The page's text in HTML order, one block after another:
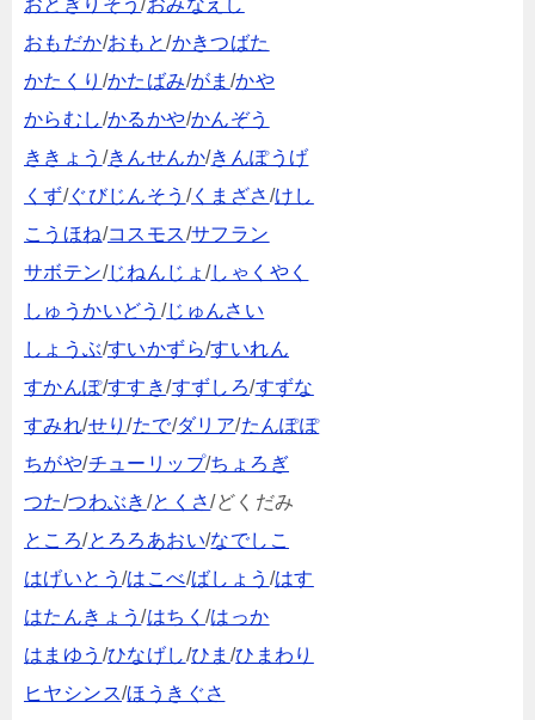
おとぎりそう/おみなえし
おもだか/おもと/かきつばた
かたくり /かたばみ/がま /かや
からむし/かるかや/かんぞう
ききょう /きんせんか/きんぽうげ
くず/ぐびじんそう /くまざさ /けし
こうほね/コスモス/サフラン
サボテン/じねんじょ/しゃくやく
しゅうかいどう /じゅんさい
しょうぶ/すいかずら/すいれん
すかんぽ/すすき/すずしろ/すずな
すみれ/せり/たで/ダリア/たんぽぽ
ちがや/チューリップ/ちょろぎ
つた/つわぶき /とくさ/どくだみ
ところ/とろろあおい/なでしこ
はげいとう /はこべ/ばしょう /はす
はたんきょう/はちく/はっか
はまゆう /ひなげし/ひま /ひまわり
ヒヤシンス/ほうきぐさ